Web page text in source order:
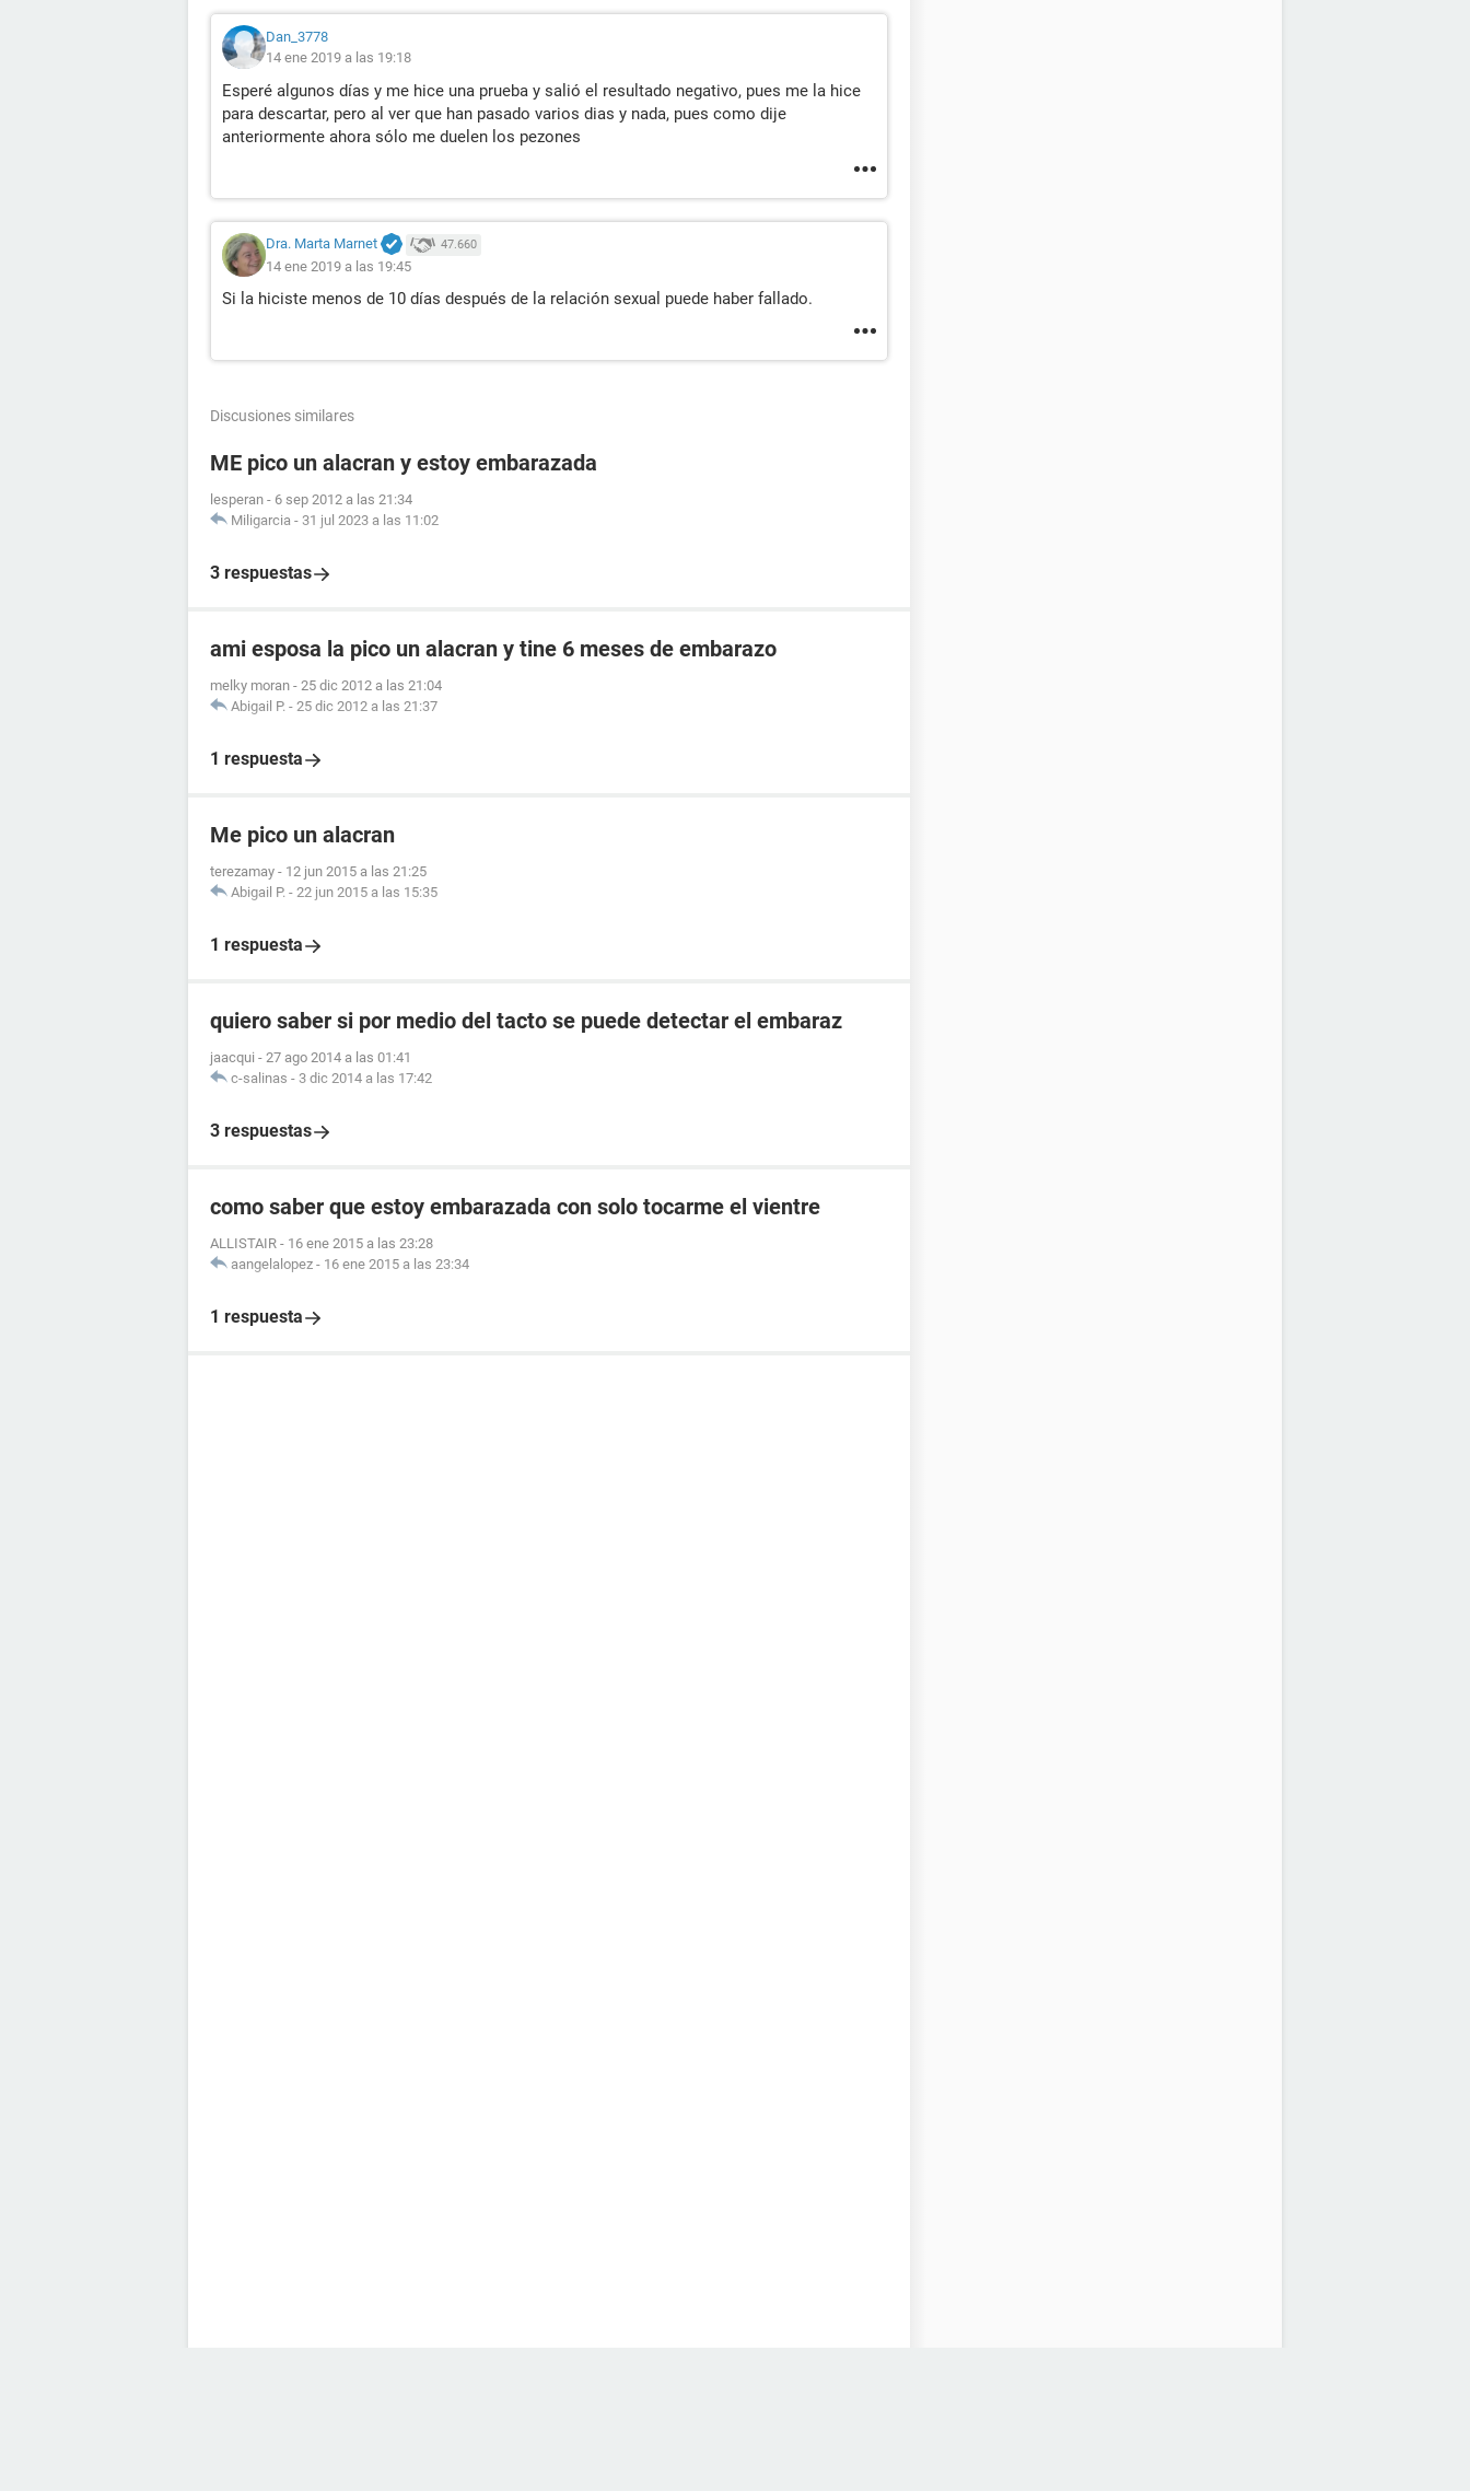
Dan_3778
14 ene 2019 a las 19:18
Esperé algunos días y me hice una prueba y salió el resultado negativo, pues me la hice
para descartar, pero al ver que han pasado varios dias y nada, pues como dije
anteriormente ahora sólo me duelen los pezones
Dra. Marta Marnet 47.660
14 ene 2019 a las 19:45
Si la hiciste menos de 10 días después de la relación sexual puede haber fallado.
Discusiones similares
ME pico un alacran y estoy embarazada
lesperan - 6 sep 2012 a las 21:34
Miligarcia - 31 jul 2023 a las 11:02
3 respuestas
ami esposa la pico un alacran y tine 6 meses de embarazo
melky moran - 25 dic 2012 a las 21:04
Abigail P. - 25 dic 2012 a las 21:37
1 respuesta
Me pico un alacran
terezamay - 12 jun 2015 a las 21:25
Abigail P. - 22 jun 2015 a las 15:35
1 respuesta
quiero saber si por medio del tacto se puede detectar el embaraz
jaacqui - 27 ago 2014 a las 01:41
c-salinas - 3 dic 2014 a las 17:42
3 respuestas
como saber que estoy embarazada con solo tocarme el vientre
ALLISTAIR - 16 ene 2015 a las 23:28
aangelalopez - 16 ene 2015 a las 23:34
1 respuesta